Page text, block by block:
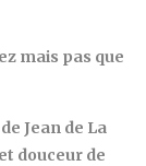
mais pas que
Jean de La
douceur de